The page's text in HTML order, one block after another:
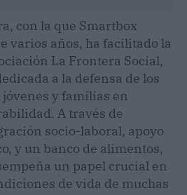
con la que Smartbox
varios años, ha facilitado la
La Frontera Social,
a la defensa de los
y familias en
A través de
socio-laboral, apoyo
y un banco de alimentos,
un papel crucial en
de vida de muchas